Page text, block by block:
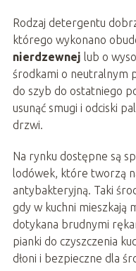
Rodzaj detergentu
którego wykonano
nierdzewnej lub o
środkami o neutralnym
do szyb do ostatniego
usunąć smugi i odciski
drzwi.
Na rynku dostępne są
lodówek, które tworzą
antybakteryjną. Taki
gdy w kuchni mieszkają
dotykana brudnymi
pianki do czyszczenia
dłoni i bezpieczne dla